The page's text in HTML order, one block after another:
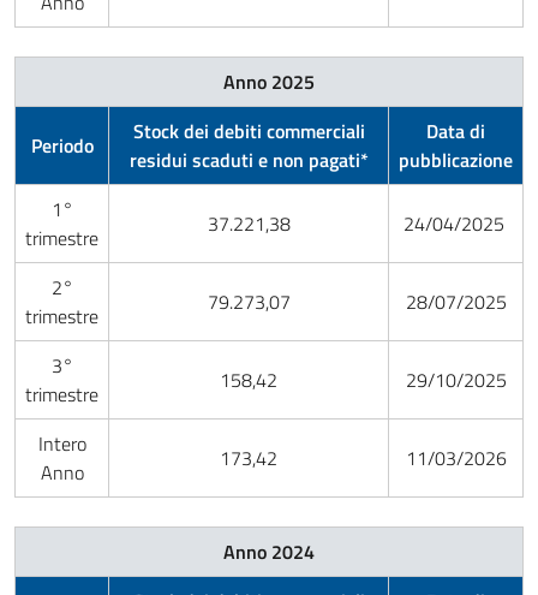
Anno 2025
Periodo
Stock dei debiti commerciali
residui scaduti e non pagati*
Data di
pubblicazione
1°
trimestre
37.221,38 24/04/2025
2°
trimestre
79.273,07 28/07/2025
3°
trimestre
158,42 29/10/2025
Intero
Anno
173,42 11/03/2026
Anno 2024